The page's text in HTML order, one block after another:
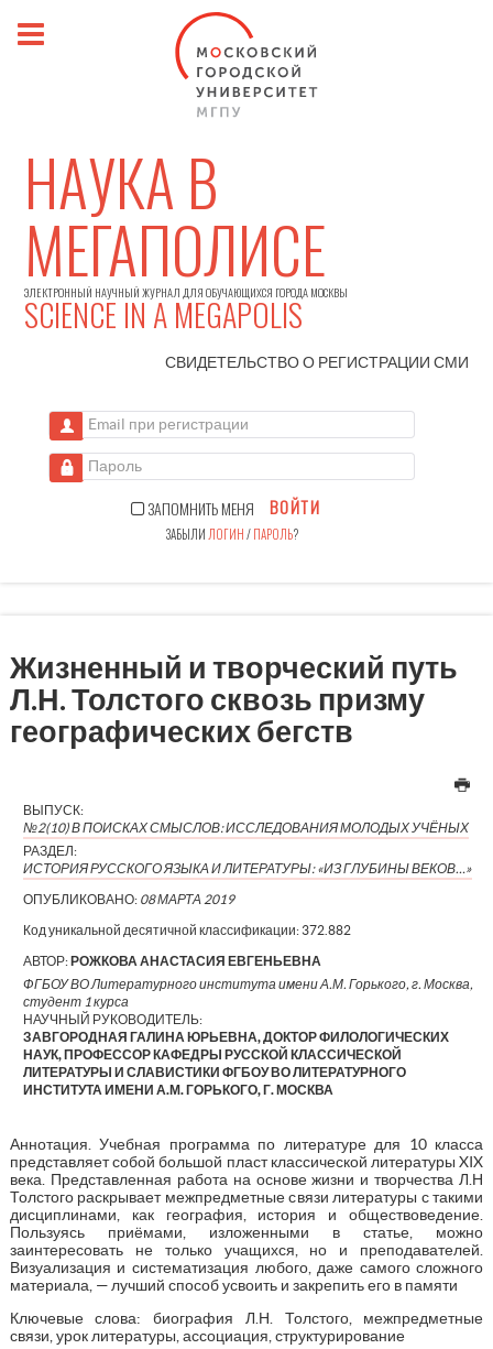
НАУКА В
МЕГАПОЛИСЕ
ЭЛЕКТРОННЫЙ НАУЧНЫЙ ЖУРНАЛ ДЛЯ ОБУЧАЮЩИХСЯ ГОРОДА МОСКВЫ
SCIENCE IN A MEGAPOLIS
СВИДЕТЕЛЬСТВО О РЕГИСТРАЦИИСМИ
Email при регистрации
Пароль
ЗАПОМНИТЬ МЕНЯ ВОЙТИ
ЗАБЫЛИ ЛОГИН/ПАРОЛЬ?
Жизненный и творческий путь
Л.Н. Толстого сквозь призму
географических бегств
ВЫПУСК:
№2(10) В ПОИСКАХ СМЫСЛОВ: ИССЛЕДОВАНИЯ МОЛОДЫХ УЧЁНЫХ
РАЗДЕЛ:
ИСТОРИЯ РУССКОГО ЯЗЫКА И ЛИТЕРАТУРЫ: «ИЗ ГЛУБИНЫ ВЕКОВ…»
ОПУБЛИКОВАНО: 08 МАРТА 2019
Код уникальной десятичной классификации: 372.882
АВТОР:РОЖКОВА АНАСТАСИЯ ЕВГЕНЬЕВНА
ФГБОУ ВО Литературного института имени А.М. Горького, г. Москва,
студент 1 курса
НАУЧНЫЙ РУКОВОДИТЕЛЬ:
ЗАВГОРОДНАЯ ГАЛИНА ЮРЬЕВНА, ДОКТОР ФИЛОЛОГИЧЕСКИХ
НАУК, ПРОФЕССОР КАФЕДРЫ РУССКОЙ КЛАССИЧЕСКОЙ
ЛИТЕРАТУРЫ И СЛАВИСТИКИ ФГБОУ ВО ЛИТЕРАТУРНОГО
ИНСТИТУТА ИМЕНИ А.М. ГОРЬКОГО, Г. МОСКВА
Аннотация. Учебная программа по литературе для 10 класса
представляет собой большой пласт классической литературы XIX
века. Представленная работа на основе жизни и творчества Л.Н
Толстого раскрывает межпредметные связи литературы с такими
дисциплинами, как география, история и обществоведение.
Пользуясь приёмами, изложенными в статье, можно
заинтересовать не только учащихся, но и преподавателей.
Визуализация и систематизация любого, даже самого сложного
материала, — лучший способ усвоить и закрепить его в памяти
Ключевые слова: биография Л.Н. Толстого, межпредметные
связи, урок литературы, ассоциация, структурирование